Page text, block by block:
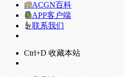
ACGN百科
APP客户端
联系我们
Ctrl+D 收藏本站